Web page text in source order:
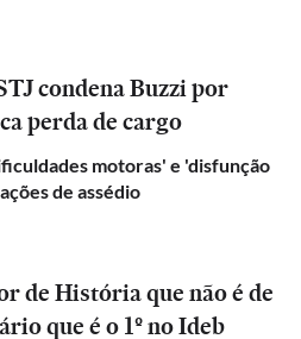
condena Buzzi por
perda de cargo
motoras' e 'disfunção
de assédio
de História que não é de
que é o 1º no Ideb